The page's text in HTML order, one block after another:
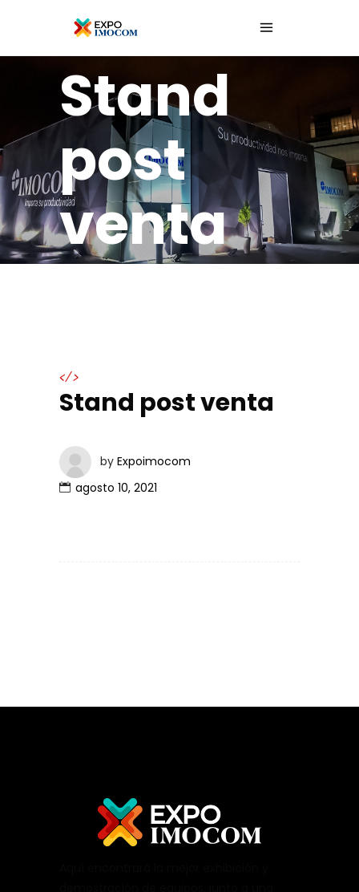
Stand
post
venta
</>
Stand post venta
by Expoimocom
agosto 10, 2021